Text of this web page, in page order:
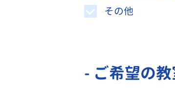
その他
- ご希望の